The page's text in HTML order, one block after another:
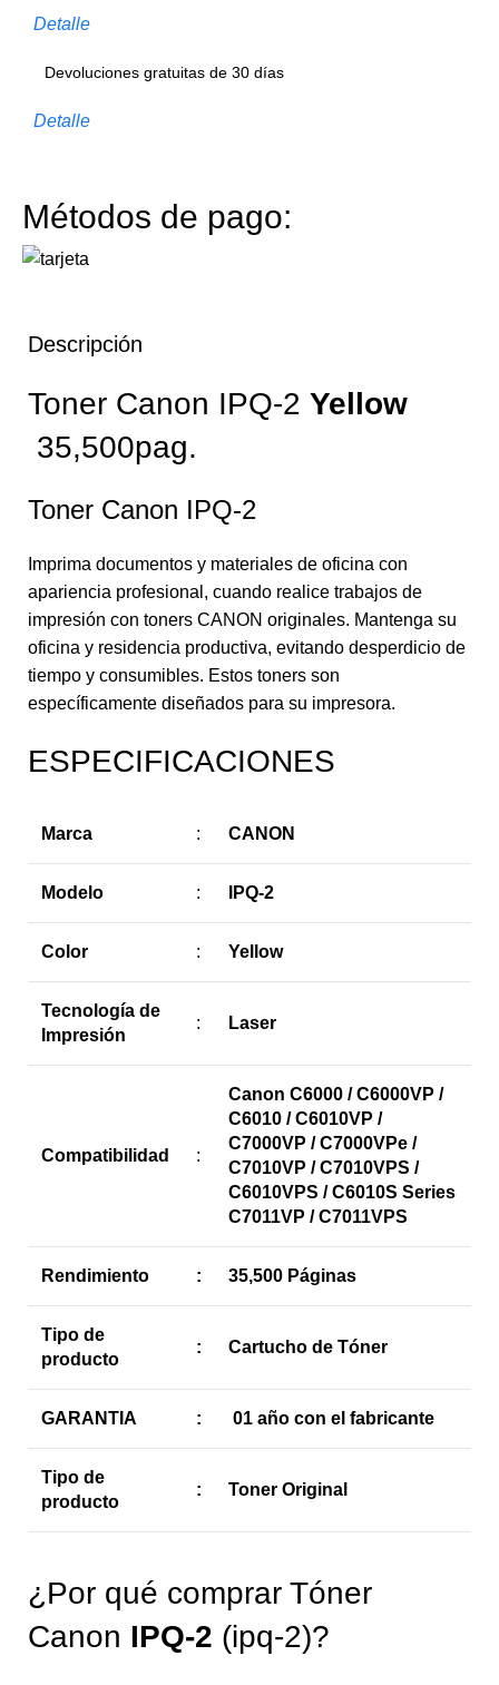
Detalle
Devoluciones gratuitas de 30 días
Detalle
Métodos de pago:
Descripción
Toner Canon IPQ-2 Yellow
35,500pag.
Toner Canon IPQ-2
Imprima documentos y materiales de oficina con
apariencia profesional, cuando realice trabajos de
impresión con toners CANON originales. Mantenga su
oficina y residencia productiva, evitando desperdicio de
tiempo y consumibles. Estos toners son
específicamente diseñados para su impresora.
ESPECIFICACIONES
Marca : CANON
Modelo : IPQ-2
Color : Yellow
Tecnología de
Impresión
: Laser
Compatibilidad :
Canon C6000 / C6000VP /
C6010 / C6010VP /
C7000VP / C7000VPe /
C7010VP / C7010VPS /
C6010VPS / C6010S Series
C7011VP / C7011VPS
Rendimiento : 35,500 Páginas
Tipo de
producto
: Cartucho de Tóner
GARANTIA : 01 año con el fabricante
Tipo de
producto
: Toner Original
¿Por qué comprar Tóner
Canon IPQ-2 (ipq-2)?